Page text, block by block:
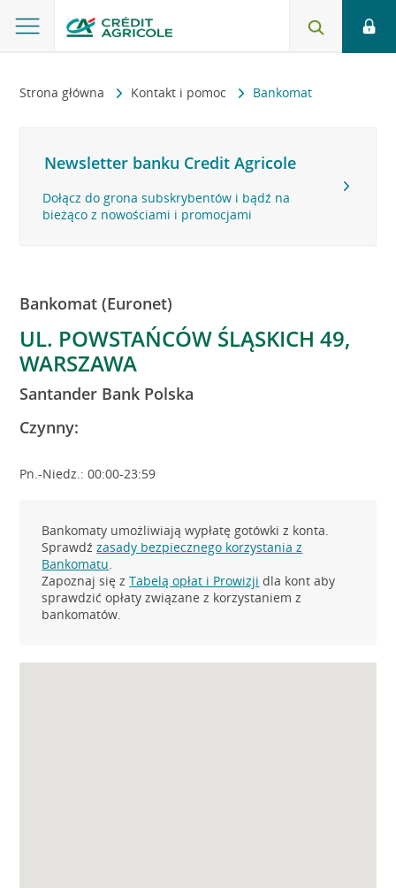
Strona główna Kontakt i pomoc Bankomat
Newsletter banku Credit Agricole
Dołącz do grona subskrybentów i bądź na
bieżąco z nowościami i promocjami
Bankomat (Euronet)
UL. POWSTAŃCÓW ŚLĄSKICH 49,
WARSZAWA
Santander Bank Polska
Czynny:
Pn.-Niedz.: 00:00-23:59
Bankomaty umożliwiają wypłatę gotówki z konta.
Sprawdźzasady bezpiecznego korzystania z
Bankomatu.
Zapoznaj się zTabelą opłat i Prowizji dla kont aby
sprawdzić opłaty związane z korzystaniem z
bankomatów.